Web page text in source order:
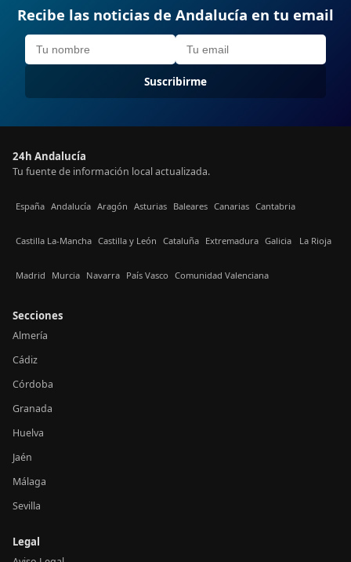
Recibe las noticias de Andalucía en tu email
Suscribirme
24h Andalucía
Tu fuente de información local actualizada.
España Andalucía Aragón Asturias Baleares Canarias Cantabria
Castilla La-Mancha Castilla y León Cataluña Extremadura Galicia La Rioja
Madrid Murcia Navarra País Vasco Comunidad Valenciana
Secciones
Almería
Cádiz
Córdoba
Granada
Huelva
Jaén
Málaga
Sevilla
Legal